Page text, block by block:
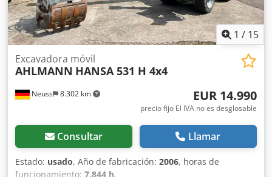
1 / 15
Neuss 8.302 km
Excavadora móvil
AHLMANN HANSA 531 H 4x4
EUR 14.990
precio fijo El IVA no es desglosable
Consultar Llamar
Estado: usado, Año de fabricación: 2006, horas de
funcionamiento: 7.844 h,